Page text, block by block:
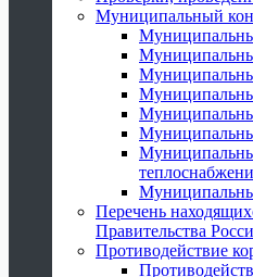
Муниципальный
Перечень
Правительства
Противодействие